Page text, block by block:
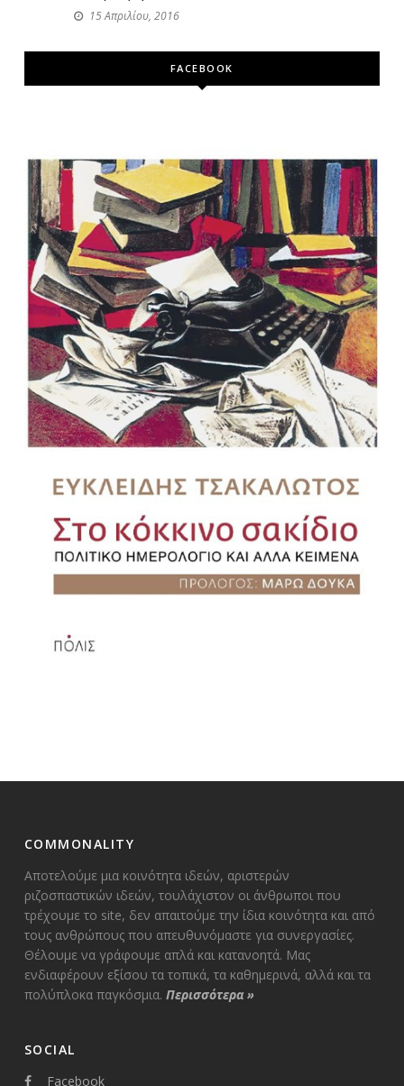
15 Απριλίου, 2016
FACEBOOK
COMMONALITY
Αποτελούμε μια κοινότητα ιδεών, αριστερών
ριζοσπαστικών ιδεών, τουλάχιστον οι άνθρωποι που
τρέχουμε το site, δεν απαιτούμε την ίδια κοινότητα και από
τους ανθρώπους που απευθυνόμαστε για συνεργασίες.
Θέλουμε να γράφουμε απλά και κατανοητά. Μας
ενδιαφέρουν εξίσου τα τοπικά, τα καθημερινά, αλλά και τα
πολύπλοκα παγκόσμια. Περισσότερα»
SOCIAL
Facebook